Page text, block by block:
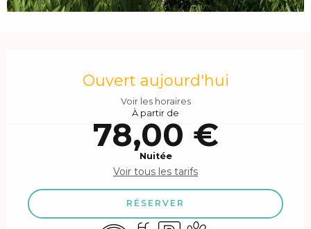
Ouvert aujourd'hui
Voir les horaires
À partir de
78,00 €
Nuitée
Voir tous les tarifs
RÉSERVER
WiFi PiscineParkingAnimaux acceptés